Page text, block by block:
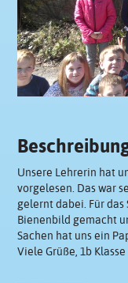
Unsere Lehrerin hat
vorgelesen. Das war
gelernt dabei. Für
Bienenbild gemacht
Sachen hat uns ein
Viele Grüße, 1b Klasse